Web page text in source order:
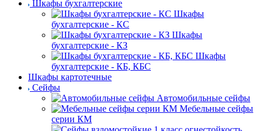
Шкафы бухгалтерские
Шкафы
бухгалтерские - КС
Шкафы
бухгалтерские - КЗ
Шкафы
бухгалтерские - КБ, КБС
Шкафы картотечные
Сейфы
Автомобильные сейфы
Мебельные сейфы
серии КМ